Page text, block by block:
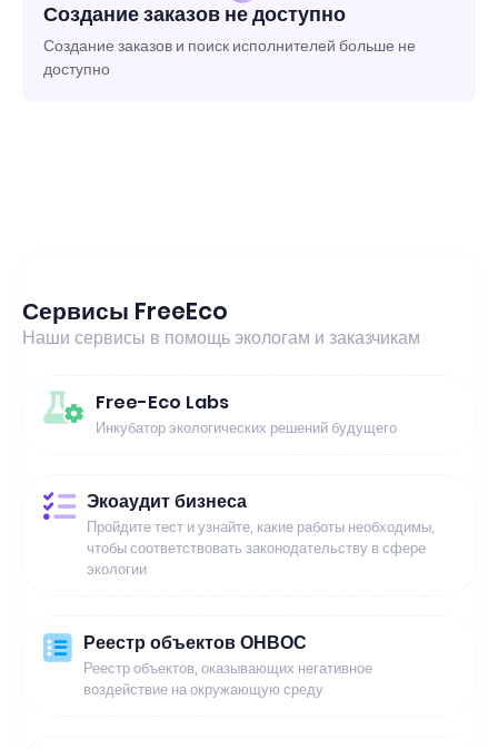
Создание заказов не доступно
Создание заказов и поиск исполнителей больше не
доступно
Сервисы FreeEco
Наши сервисы в помощь экологам и заказчикам
Free-Eco Labs
Инкубатор экологических решений будущего
Экоаудит бизнеса
Пройдите тест и узнайте, какие работы необходимы,
чтобы соответствовать законодательству в сфере
экологии
Реестр объектов ОНВОС
Реестр объектов, оказывающих негативное
воздействие на окружающую среду